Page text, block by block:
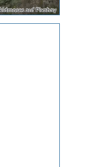
kidmoses auf Pixabay